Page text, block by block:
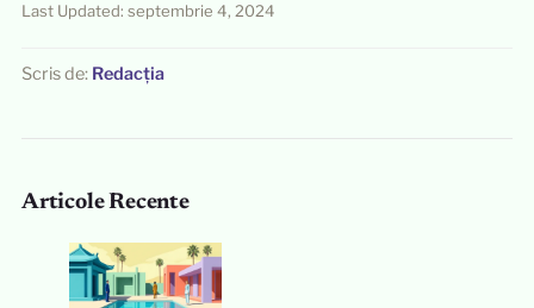
Last Updated: septembrie 4, 2024
Scris de: Redacția
Articole Recente